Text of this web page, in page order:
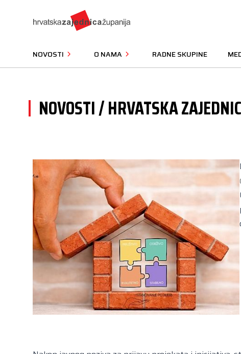
NOVOSTI O NAMA RADNE SKUPINE
NOVOSTI / HRVATSKA